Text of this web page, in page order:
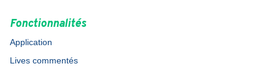
Fonctionnalités
Application
Lives commentés